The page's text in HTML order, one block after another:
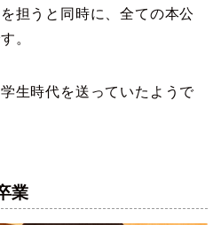
担うと同時に、全ての本公
。
生時代を送っていたようで
業